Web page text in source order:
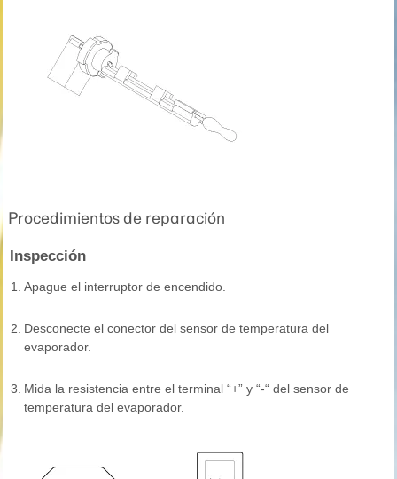
Procedimientos de reparación
Inspección
1. Apague el interruptor de encendido.
2. Desconecte el conector del sensor de temperatura del
evaporador.
3. Mida la resistencia entre el terminal “+” y “-“ del sensor de
temperatura del evaporador.